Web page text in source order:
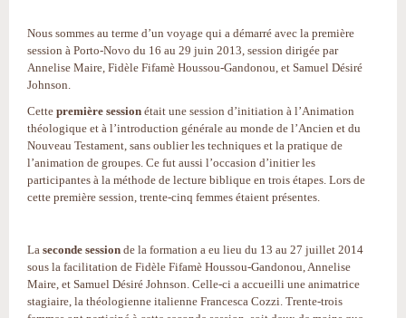
Nous sommes au terme d’un voyage qui a démarré avec la première
session à Porto-Novo du 16 au 29 juin 2013, session dirigée par
Annelise Maire, Fidèle Fifamè Houssou-Gandonou, et Samuel Désiré
Johnson.
Cette première session était une session d’initiation à l’Animation
théologique et à l’introduction générale au monde de l’Ancien et du
Nouveau Testament, sans oublier les techniques et la pratique de
l’animation de groupes. Ce fut aussi l’occasion d’initier les
participantes à la méthode de lecture biblique en trois étapes. Lors de
cette première session, trente-cinq femmes étaient présentes.
La seconde session de la formation a eu lieu du 13 au 27 juillet 2014
sous la facilitation de Fidèle Fifamè Houssou-Gandonou, Annelise
Maire, et Samuel Désiré Johnson. Celle-ci a accueilli une animatrice
stagiaire, la théologienne italienne Francesca Cozzi. Trente-trois